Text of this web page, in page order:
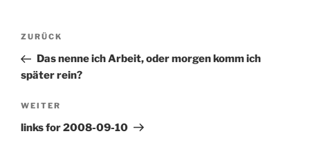
Beitragsnavigation
Vorheriger
Beitrag
ZURÜCK
Das nenne ich Arbeit, oder morgen komm ich
später rein?
Nächster
Beitrag
WEITER
links for 2008-09-10